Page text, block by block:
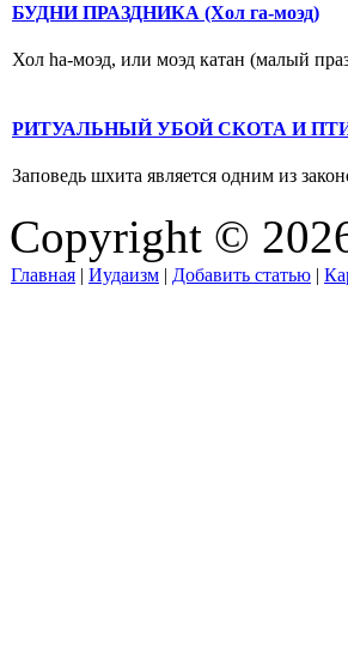
БУДНИ ПРАЗДНИКА (Хол гa-моэд)
Хол hа-моэд, или моэд катан (малый
РИТУАЛЬНЫЙ УБОЙ СКОТА И
Заповедь шхита является одним из
Copyright ©
Главная | Иудаизм | Добавить статью |